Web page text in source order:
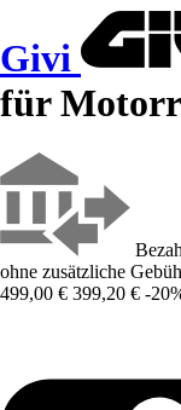
Givi
für
ohne zusätzliche
499,00 € 399,20 € -